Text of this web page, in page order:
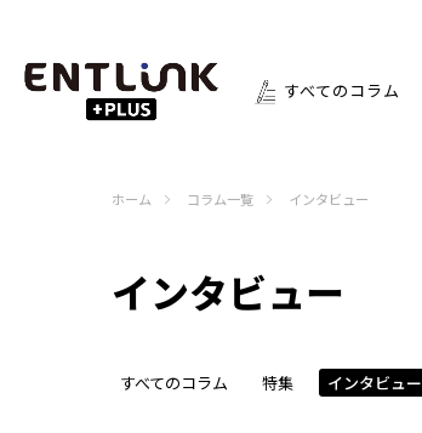
すべてのコラム
ホーム コラム一覧 インタビュー
インタビュー
すべてのコラム 特集 インタビュー